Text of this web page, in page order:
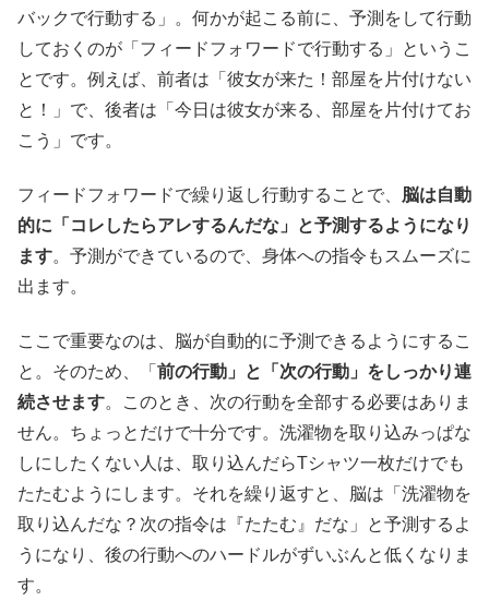
バックで行動する」。何かが起こる前に、予測をして行動
しておくのが「フィードフォワードで行動する」というこ
とです。例えば、前者は「彼女が来た！部屋を片付けない
と！」で、後者は「今日は彼女が来る、部屋を片付けてお
こう」です。
フィードフォワードで繰り返し行動することで、 脳は自動
的に「コレしたらアレするんだな」と予測するようになり
ます。予測ができているので、身体への指令もスムーズに
出ます。
ここで重要なのは、脳が自動的に予測できるようにするこ
と。そのため、「 前の行動」と「次の行動」をしっかり連
続させます。このとき、次の行動を全部する必要はありま
せん。ちょっとだけで十分です。洗濯物を取り込みっぱな
しにしたくない人は、取り込んだらTシャツ一枚だけでも
たたむようにします。それを繰り返すと、脳は「洗濯物を
取り込んだな？次の指令は『たたむ』だな」と予測するよ
うになり、後の行動へのハードルがずいぶんと低くなりま
す。